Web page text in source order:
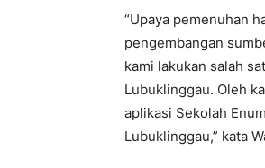
“Upaya pemenuhan
pengembangan
kami lakukan salah
Lubuklinggau. Oleh
aplikasi Sekolah
Lubuklinggau,” kata